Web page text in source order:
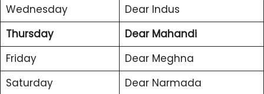
Wednesday
Dear Indus
Thursday
Dear Mahandi
Friday
Dear Meghna
Saturday
Dear Narmada